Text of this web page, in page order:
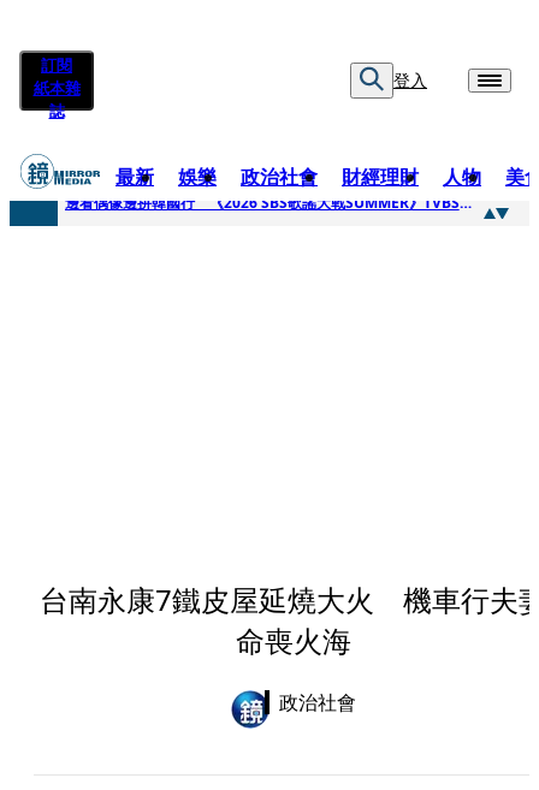
訂閱
紙本雜
誌
登入
最新 娛樂 政治社會 財經理財 人物 美
快訊
邊看偶像邊拚韓國行 《2026 SBS歌謠大戰SUMMER》TVBS直播祭追星福利
台南永康7鐵皮屋延燒大火 機車行夫
命喪火海
政治社會